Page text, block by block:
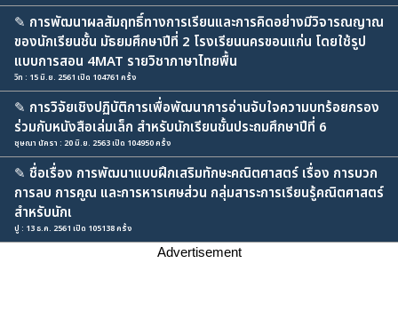
✎ การพัฒนาผลสัมฤทธิ์ทางการเรียนและการคิดอย่างมีวิจารณญาณ
ของนักเรียนชั้น มัธยมศึกษาปีที่ 2 โรงเรียนนครขอนแก่น โดยใช้รูป
แบบการสอน 4MAT รายวิชาภาษาไทยพื้น
วิท : 15 มิ.ย. 2561 เปิด 104761 ครั้ง
✎ การวิจัยเชิงปฏิบัติการเพื่อพัฒนาการอ่านจับใจความบทร้อยกรอง
ร่วมกับหนังสือเล่มเล็ก สำหรับนักเรียนชั้นประถมศึกษาปีที่ 6
ชุษณา นัครา : 20 มิ.ย. 2563 เปิด 104950 ครั้ง
✎ ชื่อเรื่อง การพัฒนาแบบฝึกเสริมทักษะคณิตศาสตร์ เรื่อง การบวก
การลบ การคูณ และการหารเศษส่วน กลุ่มสาระการเรียนรู้คณิตศาสตร์
สำหรับนักเ
ปู : 13 ธ.ค. 2561 เปิด 105138 ครั้ง
Advertisement